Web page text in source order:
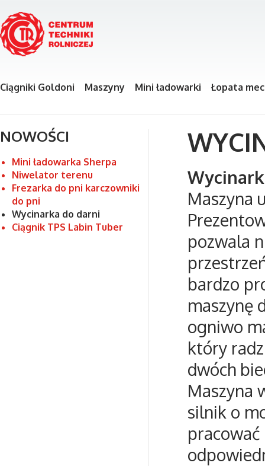
Ciągniki Goldoni Maszyny Mini ładowarki Łopata
NOWOŚCI
Mini ładowarka Sherpa
Niwelator terenu
Frezarka do pni karczowniki
do pni
Wycinarka do darni
Ciągnik TPS Labin Tuber
Maszyna
pozwala
bardzo
maszynę
ogniwo
który
dwóch
Maszyna
silnik o
pracować